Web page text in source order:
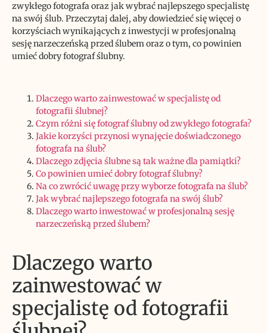
zwykłego fotografa oraz jak wybrać najlepszego specjalistę
na swój ślub. Przeczytaj dalej, aby dowiedzieć się więcej o
korzyściach wynikających z inwestycji w profesjonalną
sesję narzeczeńską przed ślubem oraz o tym, co powinien
umieć dobry fotograf ślubny.
Dlaczego warto zainwestować w specjalistę od
fotografii ślubnej?
Czym różni się fotograf ślubny od zwykłego fotografa?
Jakie korzyści przynosi wynajęcie doświadczonego
fotografa na ślub?
Dlaczego zdjęcia ślubne są tak ważne dla pamiątki?
Co powinien umieć dobry fotograf ślubny?
Na co zwrócić uwagę przy wyborze fotografa na ślub?
Jak wybrać najlepszego fotografa na swój ślub?
Dlaczego warto inwestować w profesjonalną sesję
narzeczeńską przed ślubem?
Dlaczego warto
zainwestować w
specjalistę od fotografii